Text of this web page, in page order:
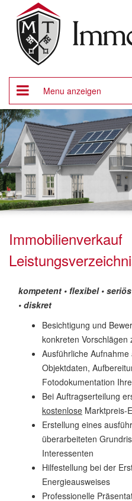
Menu anzeigen
Immobilienverkauf
kompetent • flexibel •
• diskret
Besichtigung und
konkreten Vorschlägen
Ausführliche
Objektdaten,
Fotodokumentation
Bei Auftragserteilung
kostenlose Marktpreis-
Erstellung eines
überarbeiteten
Interessenten
Hilfestellung bei der
Energieausweises
Professionelle